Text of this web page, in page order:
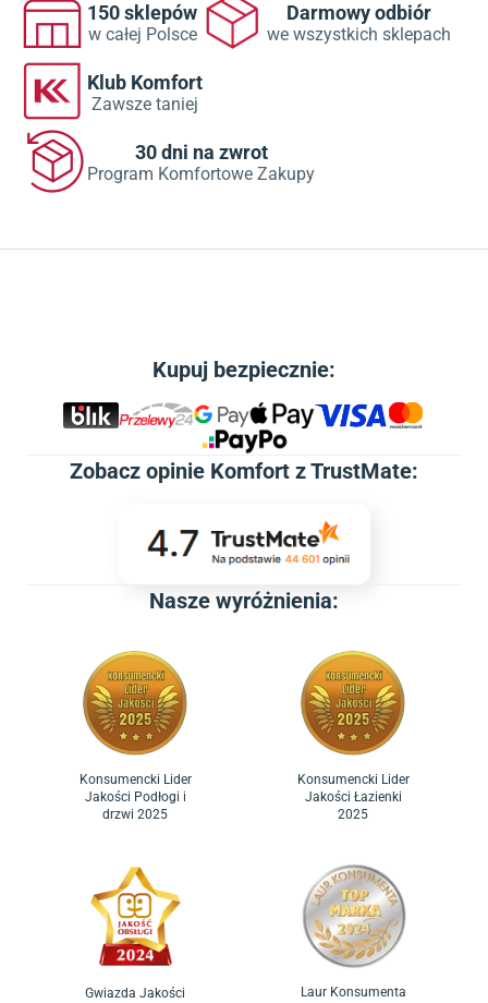
150 sklepów
w całej Polsce
Darmowy odbiór
we wszystkich sklepach
Klub Komfort
Zawsze taniej
30 dni na zwrot
Program Komfortowe Zakupy
Kupuj bezpiecznie:
Zobacz opinie Komfort z TrustMate:
Nasze wyróżnienia:
Konsumencki Lider
Jakości Podłogi i
drzwi 2025
Konsumencki Lider
Jakości Łazienki
2025
Gwiazda Jakości
Laur Konsumenta